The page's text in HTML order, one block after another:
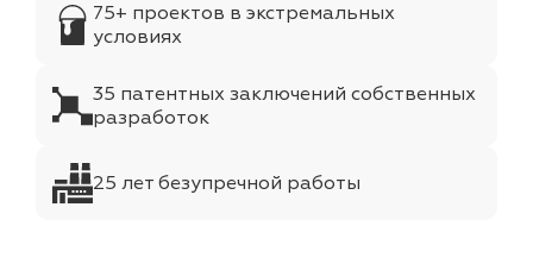
75+ проектов в экстремальных
условиях
35 патентных заключений собственных
разработок
25 лет безупречной работы